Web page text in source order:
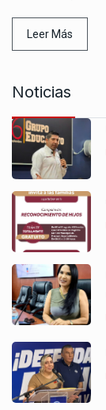
Leer Más
Noticias